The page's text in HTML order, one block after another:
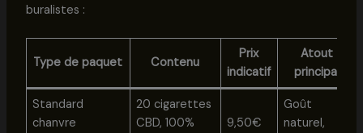
buralistes :
Type de paquet Contenu
Prix
indicatif
Atout
principal
Standard
chanvre
20 cigarettes
CBD, 100%
9,50€
Goût
naturel,